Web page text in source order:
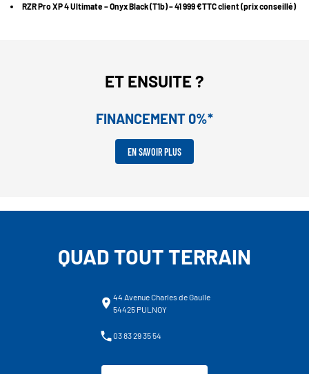
RZR Pro XP 4 Ultimate – Onyx Black (T1b) – 41 999 €TTC client (prix conseillé)
ET ENSUITE ?
FINANCEMENT 0%*
EN SAVOIR PLUS
QUAD TOUT TERRAIN
44 Avenue Charles de Gaulle
54425 PULNOY
03 83 29 35 54